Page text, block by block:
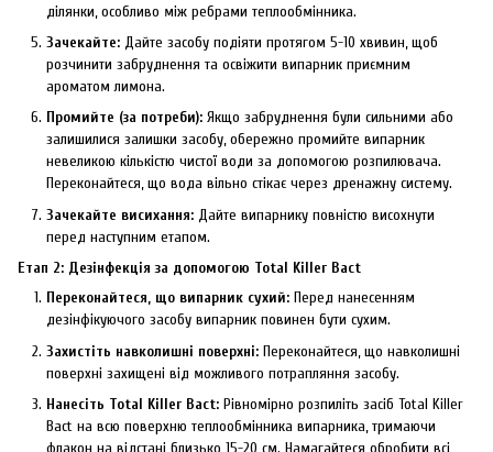
ділянки, особливо між ребрами теплообмінника.
Зачекайте: Дайте засобу подіяти протягом 5-10 хвивин, щоб
розчинити забруднення та освіжити випарник приємним
ароматом лимона.
Промийте (за потреби): Якщо забруднення були сильними або
залишилися залишки засобу, обережно промийте випарник
невеликою кількістю чистої води за допомогою розпилювача.
Переконайтеся, що вода вільно стікає через дренажну систему.
Зачекайте висихання: Дайте випарнику повністю висохнути
перед наступним етапом.
Етап 2: Дезінфекція за допомогою Total Killer Bact
Переконайтеся, що випарник сухий: Перед нанесенням
дезінфікуючого засобу випарник повинен бути сухим.
Захистіть навколишні поверхні: Переконайтеся, що навколишні
поверхні захищені від можливого потрапляння засобу.
Нанесіть Total Killer Bact: Рівномірно розпиліть засіб Total Killer
Bact на всю поверхню теплообмінника випарника, тримаючи
флакон на відстані близько 15-20 см. Намагайтеся обробити всі